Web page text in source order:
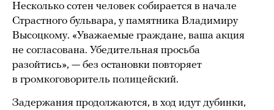
Несколько сотен человек собирается в начале
Страстного бульвара, у памятника Владимиру
Высоцкому. «Уважаемые граждане, ваша акция
не согласована. Убедительная просьба
разойтись», — без остановки повторяет
в громкоговоритель полицейский.
Задержания продолжаются, в ход идут дубинки,